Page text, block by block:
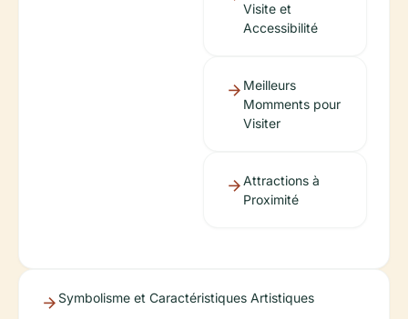
Visite et
Accessibilité
Meilleurs
Momments pour
Visiter
Attractions à
Proximité
Symbolisme et Caractéristiques Artistiques